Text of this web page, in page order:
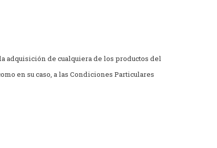
adquisición de cualquiera de los productos del
en su caso, a las Condiciones Particulares